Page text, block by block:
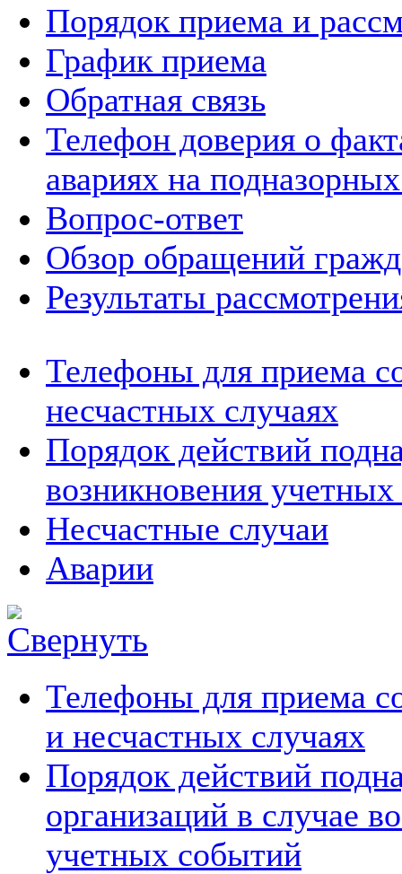
Порядок приема и
График приема
Обратная связь
Телефон доверия о
авариях на
Вопрос-ответ
Обзор обращений
Результаты
Телефоны для приема
несчастных случаях
Порядок действий
возникновения
Несчастные случаи
Аварии
Телефоны для приема
и несчастных случаях
Порядок действий
организаций в случае
учетных событий